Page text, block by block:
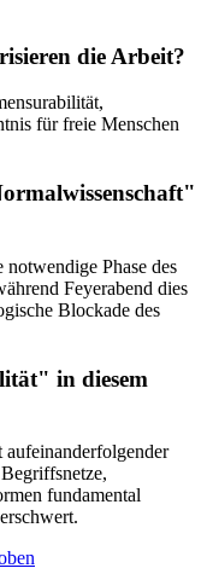
die Arbeit?
für freie Menschen
Phase des
Feyerabend dies
Blockade des
in diesem
fundamental